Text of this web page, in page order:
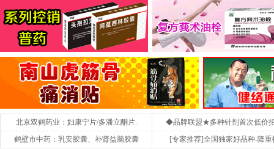
北京双鹤药业：妇康宁片/多潘立酮片.
鹤壁市中药：乳安胶囊、补肾益脑胶囊
◆品牌联盟★多种针剂首次低价
[专家推荐]全国独家好品种-隆重